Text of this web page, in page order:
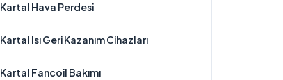
Kartal Hava Perdesi
Kartal Isı Geri Kazanım Cihazları
Kartal Fancoil Bakımı